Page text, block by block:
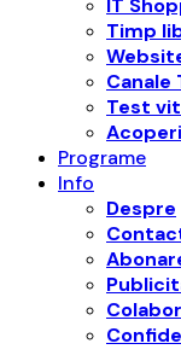
IT
Timp
Canale
Test
Programe
Info
Despre